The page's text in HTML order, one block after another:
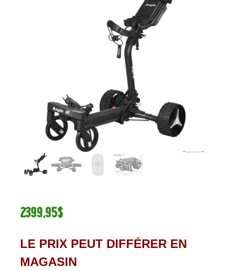
2399,95$
LE PRIX PEUT DIFFÉRER EN
MAGASIN